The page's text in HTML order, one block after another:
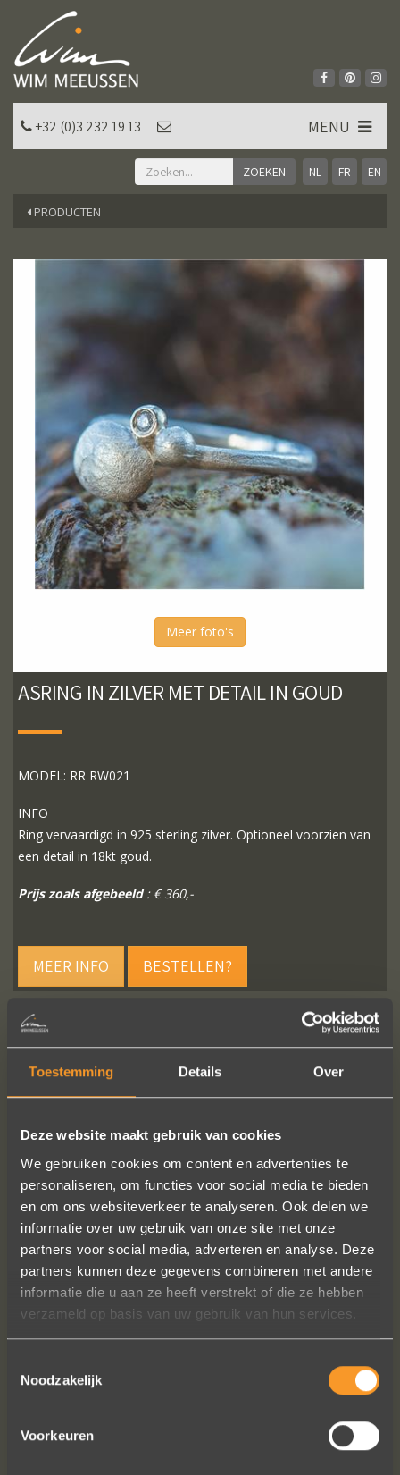
Toestemming Details Over
Deze website maakt gebruik van cookies
We gebruiken cookies om content en advertenties te
personaliseren, om functies voor social media te bieden
en om ons websiteverkeer te analyseren. Ook delen we
informatie over uw gebruik van onze site met onze
partners voor social media, adverteren en analyse. Deze
partners kunnen deze gegevens combineren met andere
informatie die u aan ze heeft verstrekt of die ze hebben
verzameld op basis van uw gebruik van hun services.
Noodzakelijk
Voorkeuren
NL FR EN
+32 (0)3 232 19 13 MENU
PRODUCTEN
Meer foto's
ASRING IN ZILVER MET DETAIL IN GOUD
MODEL: RR RW021
INFO
Ring vervaardigd in 925 sterling zilver. Optioneel voorzien van
een detail in 18kt goud.
Prijs zoals afgebeeld: € 360,-
MEER INFO BESTELLEN?
VOLG ONS OP SOCIALE MEDIA
Een droom die uitkomt, de ringen zijn
prachtig afgewerkt, perfecte kwaliteit.
We zijn liefdevol geholpen en ze
waren op tijd klaar. Kan niet anders
zeggen dan AANRADER op elk vlak!